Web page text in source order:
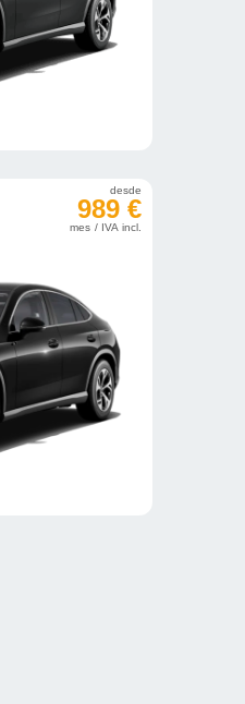
desde
989 €
mes / IVA incl.